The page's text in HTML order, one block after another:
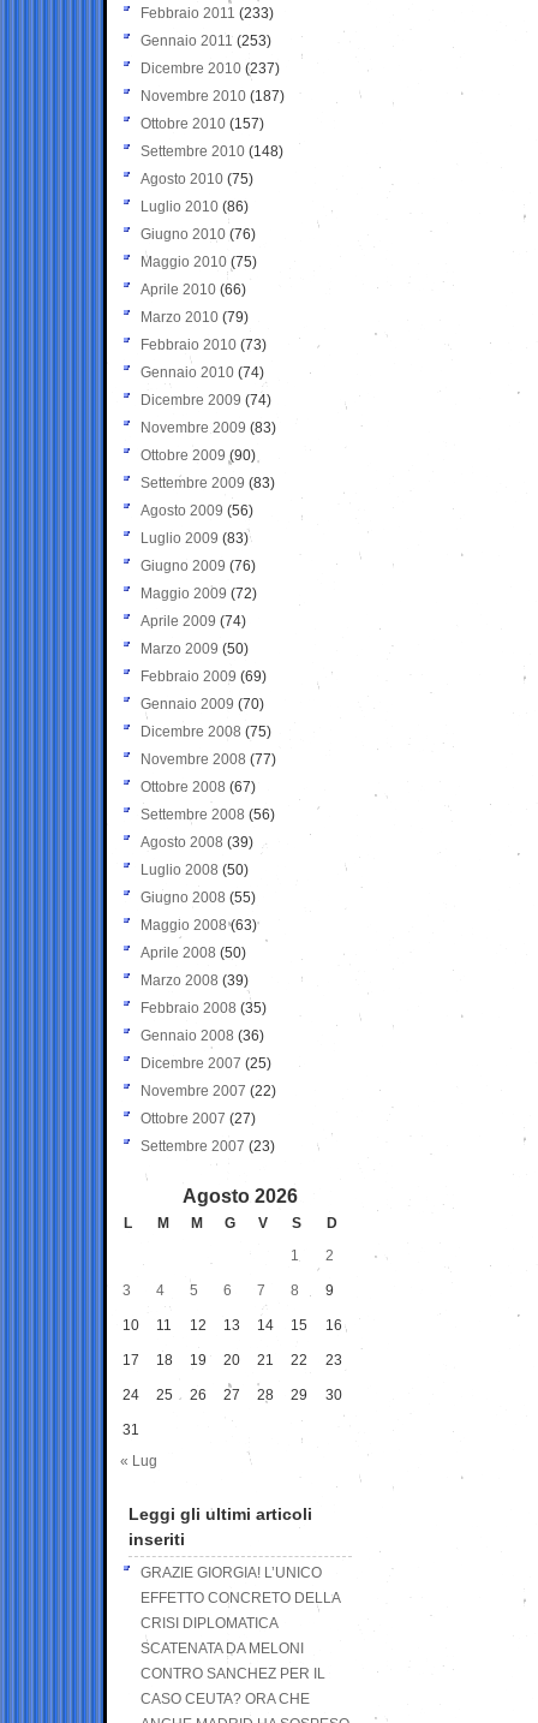
Febbraio 2011 (233)
Gennaio 2011 (253)
Dicembre 2010 (237)
Novembre 2010 (187)
Ottobre 2010 (157)
Settembre 2010 (148)
Agosto 2010 (75)
Luglio 2010 (86)
Giugno 2010 (76)
Maggio 2010 (75)
Aprile 2010 (66)
Marzo 2010 (79)
Febbraio 2010 (73)
Gennaio 2010 (74)
Dicembre 2009 (74)
Novembre 2009 (83)
Ottobre 2009 (90)
Settembre 2009 (83)
Agosto 2009 (56)
Luglio 2009 (83)
Giugno 2009 (76)
Maggio 2009 (72)
Aprile 2009 (74)
Marzo 2009 (50)
Febbraio 2009 (69)
Gennaio 2009 (70)
Dicembre 2008 (75)
Novembre 2008 (77)
Ottobre 2008 (67)
Settembre 2008 (56)
Agosto 2008 (39)
Luglio 2008 (50)
Giugno 2008 (55)
Maggio 2008(63)
Aprile 2008 (50)
Marzo 2008 (39)
Febbraio 2008 (35)
Gennaio 2008 (36)
Dicembre 2007 (25)
Novembre 2007 (22)
Ottobre 2007 (27)
Settembre 2007 (23)
Agosto 2026
L M M G V S
D
1
2
3 4 5 6 7 8 9
10 11 12 13 14 15 16
17 18 19 20 21 22 23
24 25 26 27 28 29 30
31
« Lug
Leggi gli ultimi articoli
inseriti
GRAZIE GIORGIA! L’UNICO
EFFETTO CONCRETO DELLA
CRISI DIPLOMATICA
SCATENATA DA MELONI
CONTRO SANCHEZ PER IL
CASO CEUTA? ORA CHE